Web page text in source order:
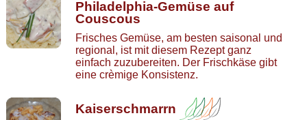
Philadelphia-Gemüse auf
Couscous
Frisches Gemüse, am besten saisonal und
regional, ist mit diesem Rezept ganz
einfach zuzubereiten. Der Frischkäse gibt
eine crèmige Konsistenz.
Kaiserschmarrn